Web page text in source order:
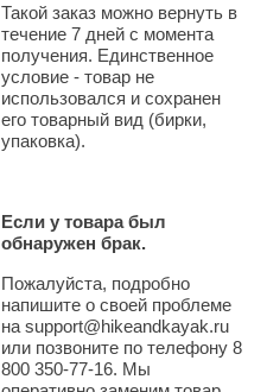
Такой заказ можно вернуть в
течение 7 дней с момента
получения. Единственное
условие - товар не
использовался и сохранен
его товарный вид (бирки,
упаковка).
Если у товара был
обнаружен брак.
Пожалуйста, подробно
напишите о своей проблеме
на support@hikeandkayak.ru
или позвоните по телефону 8
800 350-77-16. Мы